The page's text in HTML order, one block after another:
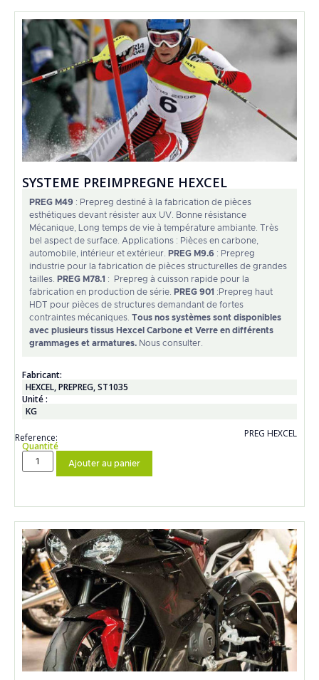
SYSTEME PREIMPREGNE HEXCEL
PREG M49 : Prepreg destiné à la fabrication de pièces
esthétiques devant résister aux UV. Bonne résistance
Mécanique, Long temps de vie à température ambiante. Très
bel aspect de surface. Applications : Pièces en carbone,
automobile, intérieur et extérieur.
PREG M9.6 : Prepreg
industrie pour la fabrication de pièces structurelles de grandes
tailles.
PREG M78.1 : Prepreg à cuisson rapide pour la
fabrication en production de série.
PREG 901 :Prepreg haut
HDT pour pièces de structures demandant de fortes
contraintes mécaniques. Tous nos systèmes sont disponibles
avec plusieurs tissus Hexcel Carbone et Verre en différents
grammages et armatures. Nous consulter.
Fabricant:
HEXCEL,PREPREG,ST1035
Unité :
KG
Reference:
PREG HEXCEL
Quantité
Ajouter au panier